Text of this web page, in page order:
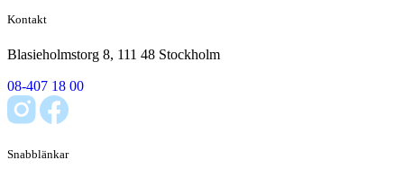
Kontakt
Blasieholmstorg 8, 111 48 Stockholm
08-407 18 00
Snabblänkar